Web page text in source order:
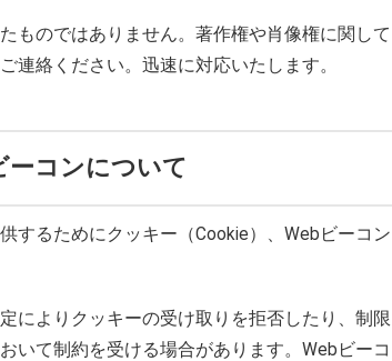
ものではありません。著作権や肖像権に関して
連絡ください。迅速に対応いたします。
ーコンについて
するためにクッキー（Cookie）、Webビーコン
によりクッキーの受け取りを拒否したり、制限
いて制約を受ける場合があります。Webビーコ